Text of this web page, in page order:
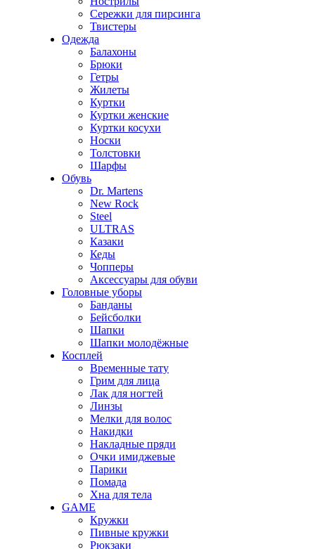
Сережки для пирсинга
Твистеры
Одежда
Балахоны
Брюки
Гетры
Жилеты
Куртки
Куртки женские
Куртки косухи
Носки
Толстовки
Шарфы
Обувь
Dr. Martens
New Rock
Steel
ULTRAS
Казаки
Кеды
Чопперы
Аксессуары для обуви
Головные уборы
Банданы
Бейсболки
Шапки
Шапки молодёжные
Косплей
Временные тату
Грим для лица
Лак для ногтей
Линзы
Мелки для волос
Накидки
Накладные пряди
Очки имиджевые
Парики
Помада
Хна для тела
GAME
Кружки
Пивные кружки
Рюкзаки